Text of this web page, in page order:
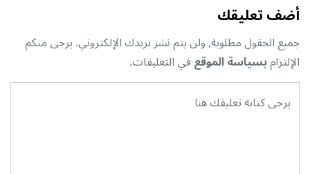
أضف تعليقك
جميع الحقول مطلوبة, ولن يتم نشر بريدك الإلكتروني. يرجى منكم
الإلتزامبسياسة الموقعفي التعليقات.